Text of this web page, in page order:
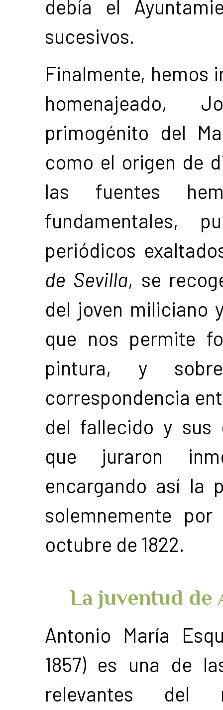
debía el
sucesivos.
Finalmente, hemos
homenajeado,
primogénito del
como el origen de
las fuentes
fundamentales,
periódicos
de Sevilla, se
del joven miliciano
que nos permite
pintura, y
correspondencia
del fallecido y sus
que juraron
encargando así la
solemnemente
octubre de 1822.
La juventud de
Antonio María
1857) es una de
relevantes del